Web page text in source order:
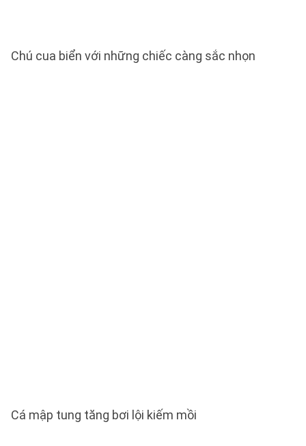
Chú cua biển với những chiếc càng sắc nhọn
Cá mập tung tăng bơi lội kiếm mồi